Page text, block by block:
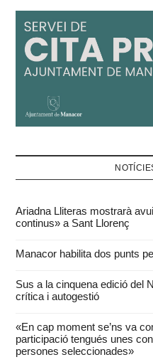
Ariadna Lliteras mostrarà
continus» a Sant Llorenç
Manacor habilita dos punts
Sus a la cinquena edició del
crítica i autogestió
«En cap moment se’ns va
participació tengués unes
persones seleccionades»